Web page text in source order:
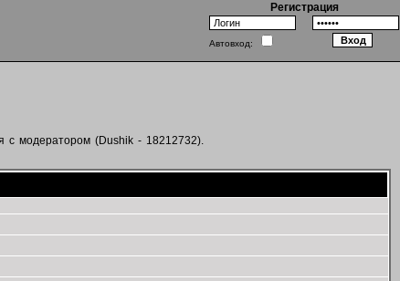
Регистрация
Автовход:
с модератором (Dushik - 18212732).